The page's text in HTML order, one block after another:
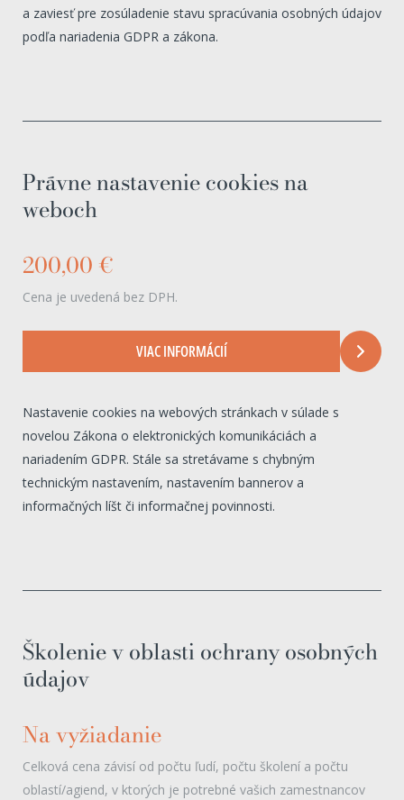
a zaviesť pre zosúladenie stavu spracúvania osobných údajov
podľa nariadenia GDPR a zákona.
Právne nastavenie cookies na
weboch
200,00 €
Cena je uvedená bez DPH.
VIAC INFORMÁCIÍ
Nastavenie cookies na webových stránkach v súlade s
novelou Zákona o elektronických komunikáciách a
nariadením GDPR. Stále sa stretávame s chybným
technickým nastavením, nastavením bannerov a
informačných líšt či informačnej povinnosti.
Školenie v oblasti ochrany osobných
údajov
Na vyžiadanie
Celková cena závisí od počtu ľudí, počtu školení a počtu
oblastí/agiend, v ktorých je potrebné vašich zamestnancov